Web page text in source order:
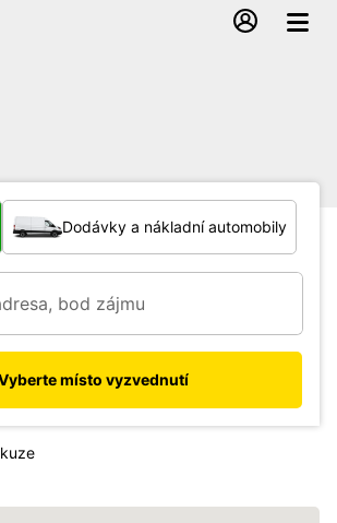
Dodávky a nákladní automobily
místo vyzvednutí